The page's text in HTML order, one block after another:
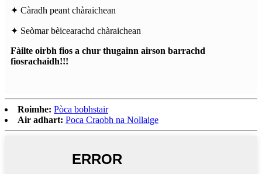
✦ Càradh peant chàraichean
✦ Seòmar bèicearachd chàraichean
Fàilte oirbh fios a chur thugainn airson barrachd
fiosrachaidh!!!
Roimhe: Pòca bobhstair
Air adhart: Poca Craobh na Nollaige